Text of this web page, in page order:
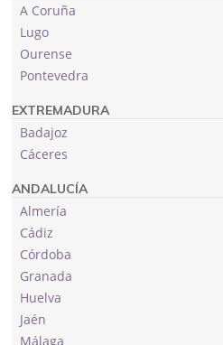
A Coruña
Lugo
Ourense
Pontevedra
EXTREMADURA
Badajoz
Cáceres
ANDALUCÍA
Almería
Cádiz
Córdoba
Granada
Huelva
Jaén
Málaga